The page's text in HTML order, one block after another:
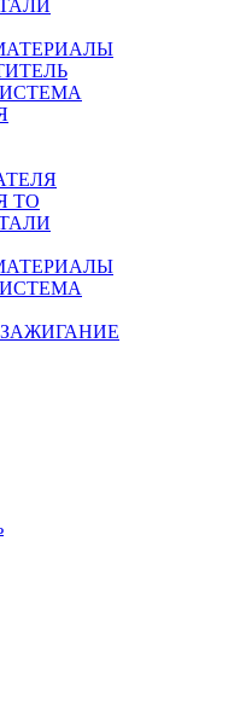
ТО